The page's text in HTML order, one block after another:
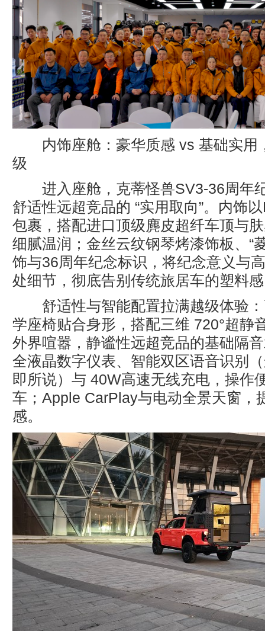
内饰座舱：豪华质感 vs 基础实用
级
进入座舱，克蒂怪兽SV3-36周年
舒适性远超竞品的 “实用取向”。内饰
包裹，搭配进口顶级麂皮超纤车顶与
细腻温润；金丝云纹钢琴烤漆饰板、“
饰与36周年纪念标识，将纪念意义与
处细节，彻底告别传统旅居车的塑料
舒适性与智能配置拉满越级体验：
学座椅贴合身形，搭配三维 720°超静
外界喧嚣，静谧性远超竞品的基础隔
全液晶数字仪表、智能双区语音识别
即所说）与 40W高速无线充电，操作
车；Apple CarPlay与电动全景天窗，
感。